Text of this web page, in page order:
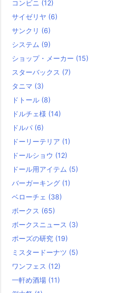
コンビニ (12)
サイゼリヤ (6)
サンクリ (6)
システム (9)
ショップ・メーカー (15)
スターバックス (7)
タニマ (3)
ドトール (8)
ドルチェ様 (14)
ドルパ (6)
ドーリーテリア (1)
ドールショウ (12)
ドール用アイテム (5)
バーガーキング (1)
ベローチェ (38)
ボークス (65)
ボークスニュース (3)
ポーズの研究 (19)
ミスタードーナツ (5)
ワンフェス (12)
一軒め酒場 (11)